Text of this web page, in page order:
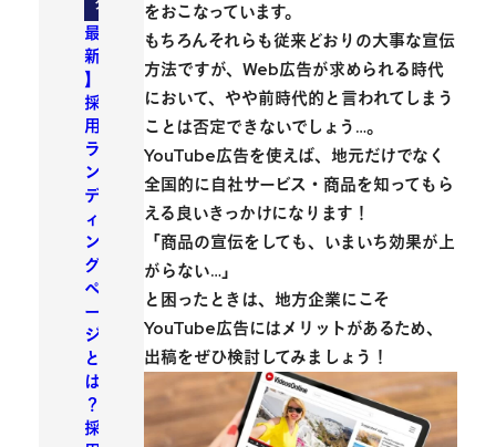
をおこなっています。
もちろんそれらも従来どおりの大事な宣伝
方法ですが、Web広告が求められる時代
において、やや前時代的と言われてしまう
ことは否定できないでしょう…。
YouTube広告を使えば、地元だけでなく
全国的に自社サービス・商品を知ってもら
える良いきっかけになります！
「商品の宣伝をしても、いまいち効果が上
がらない…」
と困ったときは、地方企業にこそ
YouTube広告にはメリットがあるため、
出稿をぜひ検討してみましょう！
最
新
】
採
用
ラ
ン
デ
ィ
ン
グ
ペ
ー
ジ
と
は
？
採